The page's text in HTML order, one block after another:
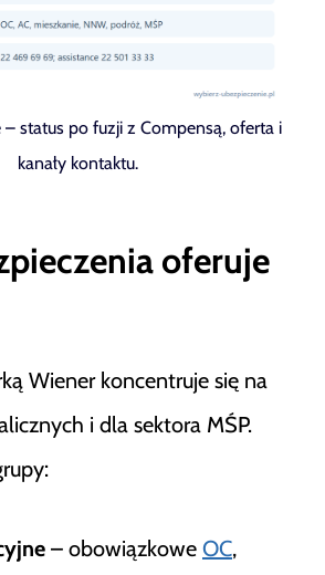
– status po fuzji z Compensą, oferta i
kanały kontaktu.
oferuje
Wiener koncentruje się na
i dla sektora MŚP.
– obowiązkowe OC,